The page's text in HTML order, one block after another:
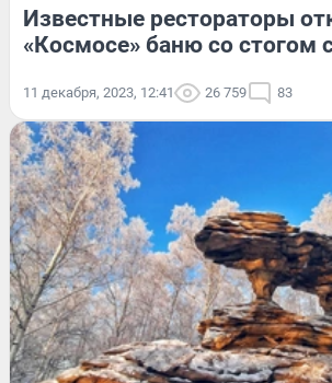
Известные рестораторы
«Космосе» баню со стогом
11 декабря, 2023, 12:41 26 759 83